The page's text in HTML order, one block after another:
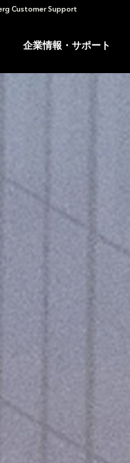
Customer Support
企業情報・サポート